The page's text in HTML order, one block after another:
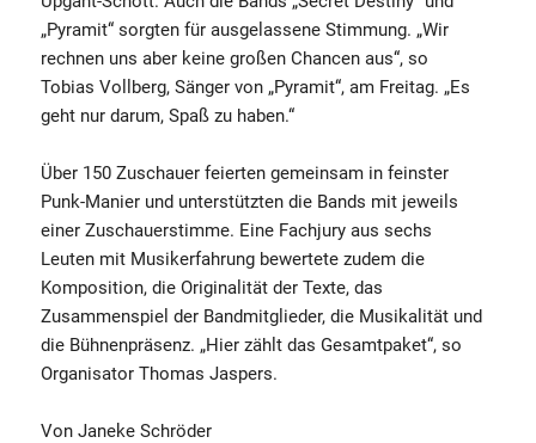
„Pyramit“ sorgten für ausgelassene Stimmung. „Wir
rechnen uns aber keine großen Chancen aus“, so
Tobias Vollberg, Sänger von „Pyramit“, am Freitag. „Es
geht nur darum, Spaß zu haben.“
Über 150 Zuschauer feierten gemeinsam in feinster
Punk-Manier und unterstützten die Bands mit jeweils
einer Zuschauerstimme. Eine Fachjury aus sechs
Leuten mit Musikerfahrung bewertete zudem die
Komposition, die Originalität der Texte, das
Zusammenspiel der Bandmitglieder, die Musikalität und
die Bühnenpräsenz. „Hier zählt das Gesamtpaket“, so
Organisator Thomas Jaspers.
Von Janeke Schröder